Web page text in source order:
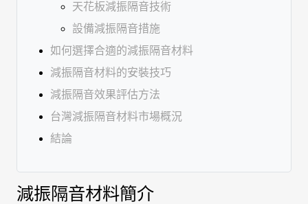
天花板減振隔音技術
設備減振隔音措施
如何選擇合適的減振隔音材料
減振隔音材料的安裝技巧
減振隔音效果評估方法
台灣減振隔音材料市場概況
結論
減振隔音材料簡介